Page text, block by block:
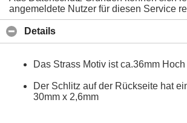
angemeldete Nutzer für diesen Service
Details
Das Strass Motiv ist ca.36mm
Der Schlitz auf der Rückseite hat
30mm x 2,6mm